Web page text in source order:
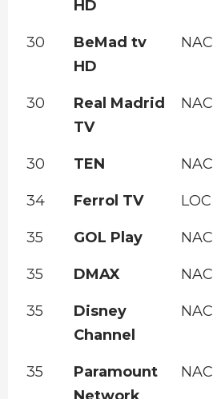
HD
30
BeMad tv
HD
NAC
30
Real Madrid
TV
NAC
30 TEN NAC
34 Ferrol TV LOC
35 GOL Play NAC
35 DMAX NAC
35
Disney
Channel
NAC
35
Paramount
NAC